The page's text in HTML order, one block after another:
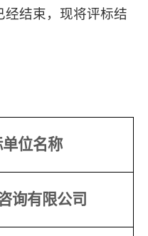
经结束，现将评标结
单位名称
询有限公司